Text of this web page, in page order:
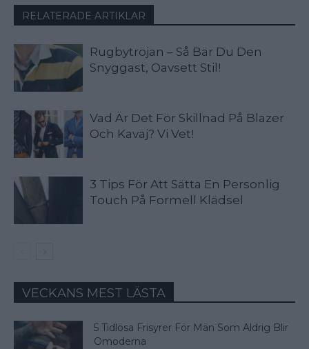
RELATERADE ARTIKLAR
Rugbytröjan – Så Bär Du Den
Snyggast, Oavsett Stil!
Vad Är Det För Skillnad På Blazer
Och Kavaj? Vi Vet!
3 Tips För Att Sätta En Personlig
Touch På Formell Klädsel
VECKANS MEST LÄSTA
5 Tidlösa Frisyrer För Män Som Aldrig Blir
Omoderna